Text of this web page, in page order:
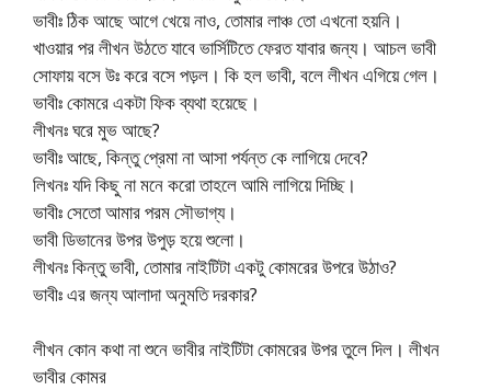
ভাবীঃ ঠিক আছে আগে খেয়ে নাও, তোমার লাঞ্চ তো এখনো হয়নি।
খাওয়ার পর লীখন উঠতে যাবে ভার্সিটিতে ফেরত যাবার জন্য। আচল ভাবী
সোফায় বসে উঃ করে বসে পড়ল। কি হল ভাবী, বলে লীখন এগিয়ে গেল।
ভাবীঃ কোমরে একটা ফিক ব্যথা হয়েছে।
লীখনঃ ঘরে মুভ আছে?
ভাবীঃ আছে, কিন্তু প্রেমা না আসা পর্যন্ত কে লাগিয়ে দেবে?
লিখনঃ যদি কিছু না মনে করো তাহলে আমি লাগিয়ে দিচ্ছি।
ভাবীঃ সেতো আমার পরম সৌভাগ্য।
ভাবী ডিভানের উপর উপুড় হয়ে শুলো।
লীখনঃ কিন্তু ভাবী, তোমার নাইটিটা একটু কোমরের উপরে উঠাও?
ভাবীঃ এর জন্য আলাদা অনুমতি দরকার?
লীখন কোন কথা না শুনে ভাবীর নাইটিটা কোমরের উপর তুলে দিল। লীখন
ভাবীর কোমর